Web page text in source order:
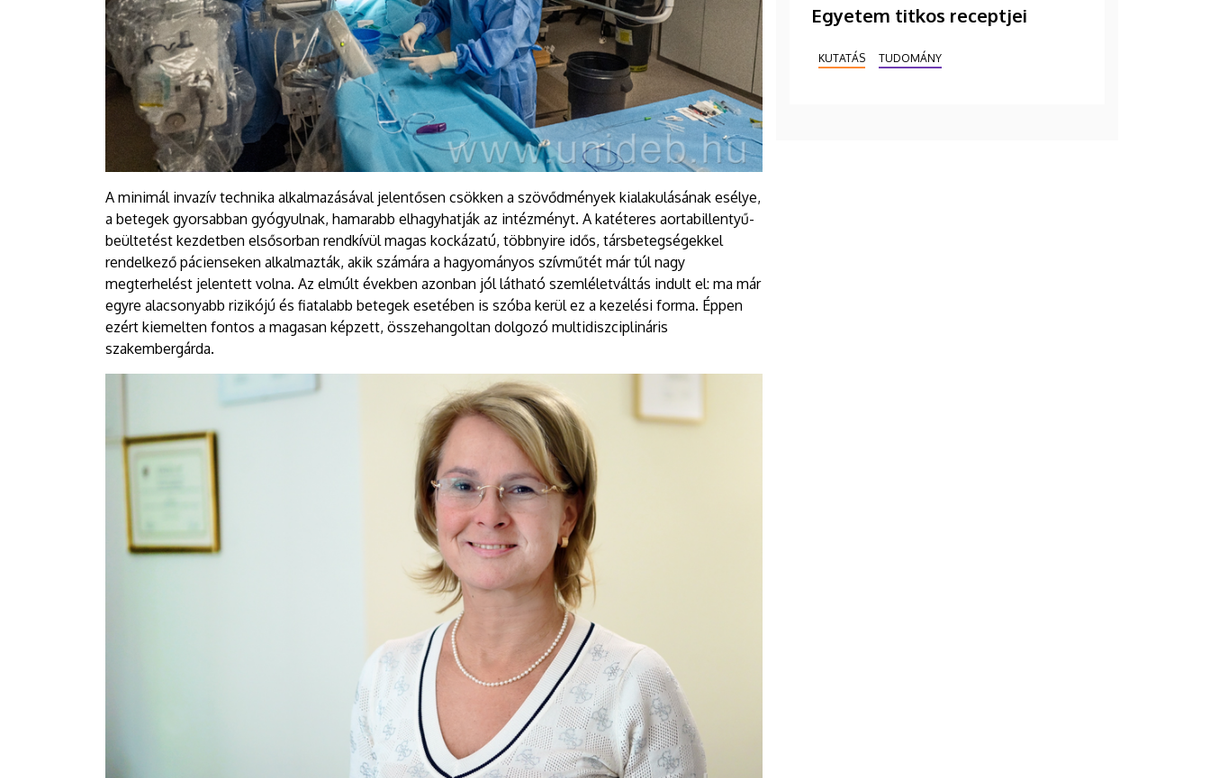
A minimál invazív technika alkalmazásával jelentősen csökken a szövődmények kialakulásának esélye,
a betegek gyorsabban gyógyulnak, hamarabb elhagyhatják az intézményt. A katéteres aortabillentyű-
beültetést kezdetben elsősorban rendkívül magas kockázatú, többnyire idős, társbetegségekkel
rendelkező pácienseken alkalmazták, akik számára a hagyományos szívműtét már túl nagy
megterhelést jelentett volna. Az elmúlt években azonban jól látható szemléletváltás indult el: ma már
egyre alacsonyabb rizikójú és fiatalabb betegek esetében is szóba kerül ez a kezelési forma. Éppen
ezért kiemelten fontos a magasan képzett, összehangoltan dolgozó multidiszciplináris
szakembergárda.
Egyetem titkos receptjei
KUTATÁS TUDOMÁNY